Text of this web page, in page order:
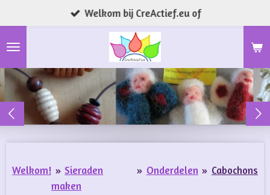
direct
naar
hoofdinhoud
Welkom bij CreActief.eu of
Welkom! » Sieraden
maken
» Onderdelen » Cabochons